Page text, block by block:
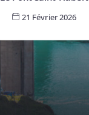
21 Février 2026